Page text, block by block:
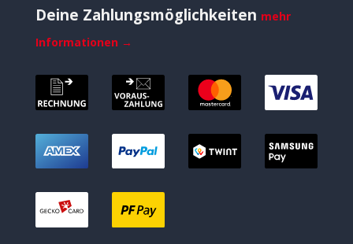
Deine Zahlungsmöglichkeiten mehr
Informationen →